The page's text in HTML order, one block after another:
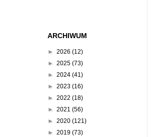
ARCHIWUM
► 2026 (12)
► 2025 (73)
► 2024 (41)
► 2023 (16)
► 2022 (18)
► 2021 (56)
► 2020 (121)
► 2019 (73)